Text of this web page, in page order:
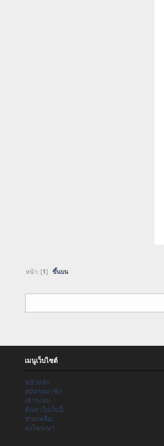
หน้า: [1] ขึ้นบน
เมนูเว็บไซต์
หน้าหลัก
สมัครสมาชิก
เข้าระบบ
ค้นหาในเว็บนี้
ช่วยเหลือ!
ลงโฆษณา